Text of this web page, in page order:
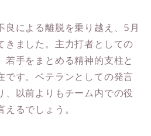
良による離脱を乗り越え、5月
きました。主力打者としての
手をまとめる精神的支柱と
です。ベテランとしての発言
、以前よりもチーム内での役
るでしょう。